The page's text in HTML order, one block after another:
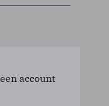
account